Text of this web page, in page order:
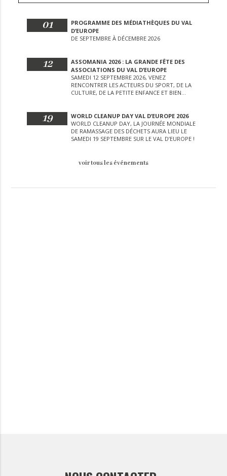
01
PROGRAMME DES MÉDIATHÈQUES DU VAL
D’EUROPE
DE SEPTEMBRE À DÉCEMBRE 2026
12
ASSOMANIA 2026 : LA GRANDE FÊTE DES
ASSOCIATIONS DU VAL D’EUROPE
SAMEDI 12 SEPTEMBRE 2026, VENEZ
RENCONTRER LES ACTEURS DU SPORT, DE LA
CULTURE, DE LA PETITE ENFANCE ET BIEN
19
WORLD CLEANUP DAY VAL D’EUROPE 2026
WORLD CLEANUP DAY, LA JOURNÉE MONDIALE
DE RAMASSAGE DES DÉCHETS AURA LIEU LE
SAMEDI 19 SEPTEMBRE SUR LE VAL D’EUROPE !
voir tous les événements